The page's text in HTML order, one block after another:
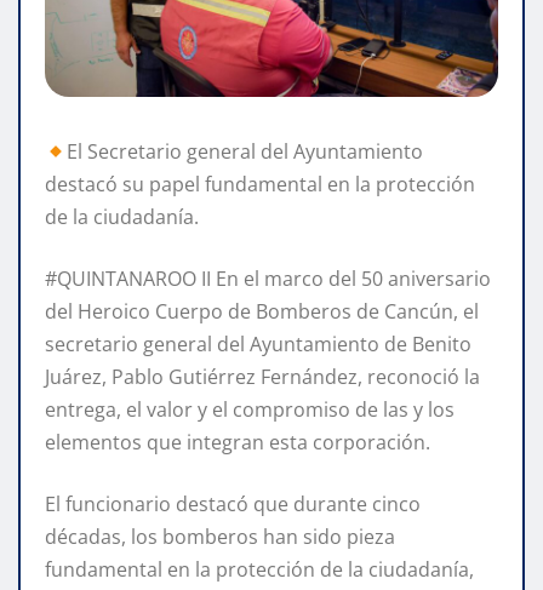
El Secretario general del Ayuntamiento
destacó su papel fundamental en la protección
de la ciudadanía.
#QUINTANAROO II En el marco del 50 aniversario
del Heroico Cuerpo de Bomberos de Cancún, el
secretario general del Ayuntamiento de Benito
Juárez, Pablo Gutiérrez Fernández, reconoció la
entrega, el valor y el compromiso de las y los
elementos que integran esta corporación.
El funcionario destacó que durante cinco
décadas, los bomberos han sido pieza
fundamental en la protección de la ciudadanía,